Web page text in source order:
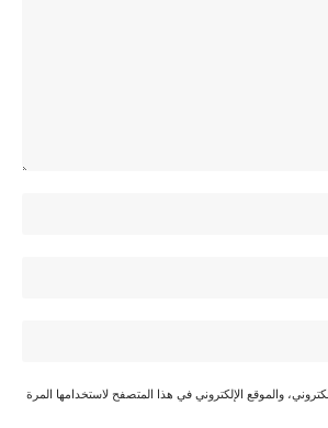
والموقع الإلكتروني في هذا المتصفح لاستخدامها المرة